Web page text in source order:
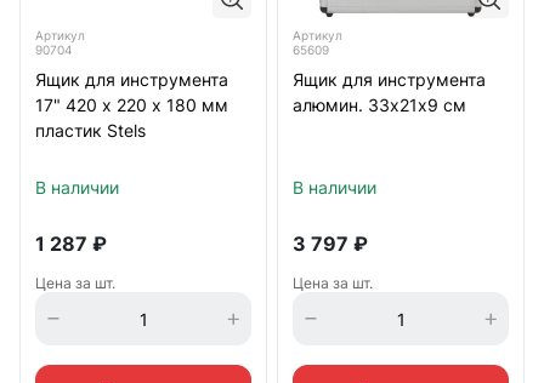
Артикул
90704
Ящик для инструмента
17" 420 х 220 х 180 мм
пластик Stels
В наличии
1 287 ₽
Цена за шт.
Артикул
65609
Ящик для инструмента
алюмин. 33х21х9 см
В наличии
3 797 ₽
Цена за шт.